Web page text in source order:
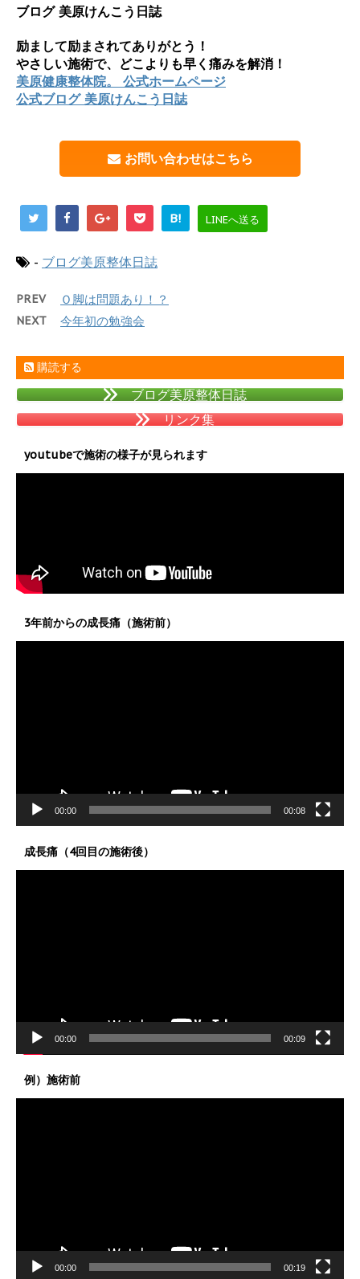
ブログ 美原けんこう日誌
励まして励まされてありがとう！
やさしい施術で、どこよりも早く痛みを解消！
美原健康整体院。 公式ホームページ
公式ブログ 美原けんこう日誌
お問い合わせはこちら
B! LINEへ送る
- ブログ美原整体日誌
PREV Ｏ脚は問題あり！？
NEXT 今年初の勉強会
購読する
ブログ美原整体日誌
リンク集
youtubeで施術の様子が見られます
3年前からの成長痛（施術前）
00:00 00:08
成長痛（4回目の施術後）
00:00 00:09
例）施術前
00:00 00:19